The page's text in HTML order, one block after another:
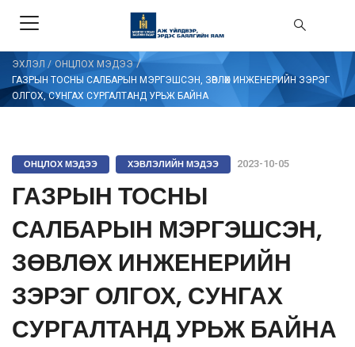
ЭХЛЭЛ / ОНЦЛОХ МЭДЭЭ/
ГАЗРЫН ТОСНЫ САЛБАРЫН МЭРГЭШСЭН, ЗӨВЛӨХ ИНЖЕНЕРИЙН ЗЭРЭГ
ОЛГОХ, СУНГАХ СУРГАЛТАНД УРЬЖ БАЙНА
ОНЦЛОХ МЭДЭЭ ХЭВЛЭЛИЙН МЭДЭЭ 2023-10-05
ГАЗРЫН ТОСНЫ
САЛБАРЫН МЭРГЭШСЭН,
ЗӨВЛӨХ ИНЖЕНЕРИЙН
ЗЭРЭГ ОЛГОХ, СУНГАХ
СУРГАЛТАНД УРЬЖ БАЙНА